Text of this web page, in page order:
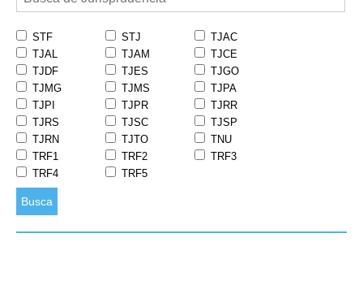
STF STJ
TJAC
TJAL
TJAM
TJCE
TJDF
TJES
TJGO
TJMG
TJMS
TJPA
TJPI
TJPR
TJRR
TJRS
TJSC
TJSP
TJRN
TJTO
TNU
TRF1
TRF2
TRF3
TRF4
TRF5
Busca